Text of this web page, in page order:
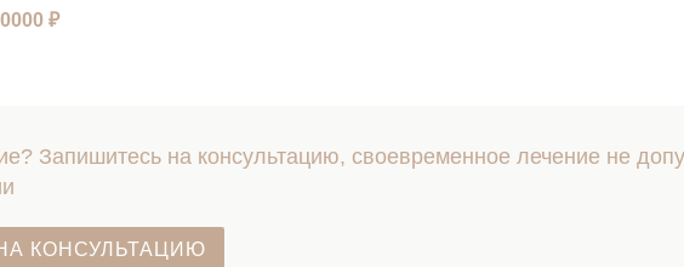
₽
Запишитесь на консультацию, своевременное лечение не
КОНСУЛЬТАЦИЮ